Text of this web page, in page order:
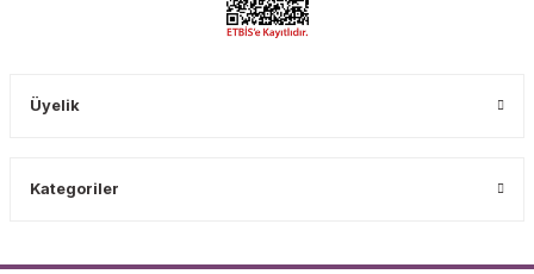
Üyelik
Kategoriler